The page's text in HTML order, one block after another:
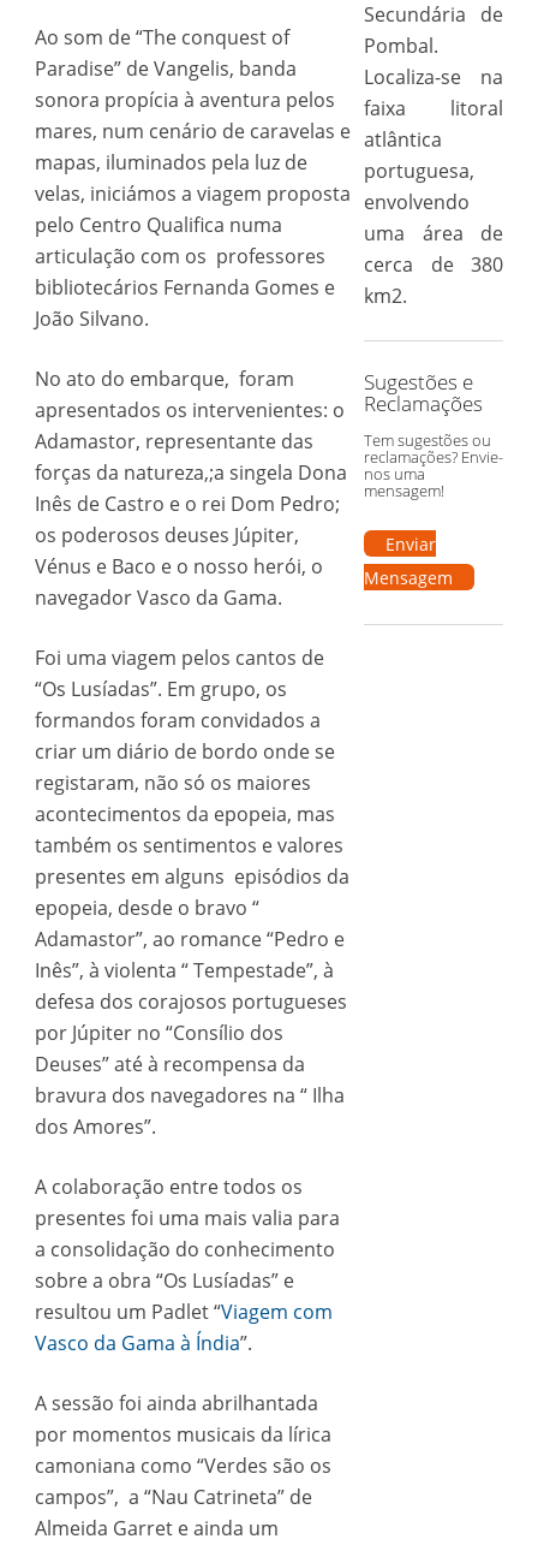
Ao som de “The conquest of
Paradise” de Vangelis, banda
sonora propícia à aventura pelos
mares, num cenário de caravelas e
mapas, iluminados pela luz de
velas, iniciámos a viagem proposta
pelo Centro Qualifica numa
articulação com os professores
bibliotecários Fernanda Gomes e
João Silvano.
No ato do embarque, foram
apresentados os intervenientes: o
Adamastor, representante das
forças da natureza,;a singela Dona
Inês de Castro e o rei Dom Pedro;
os poderosos deuses Júpiter,
Vénus e Baco e o nosso herói, o
navegador Vasco da Gama.
Foi uma viagem pelos cantos de
“Os Lusíadas”. Em grupo, os
formandos foram convidados a
criar um diário de bordo onde se
registaram, não só os maiores
acontecimentos da epopeia, mas
também os sentimentos e valores
presentes em alguns episódios da
epopeia, desde o bravo “
Adamastor”, ao romance “Pedro e
Inês”, à violenta “ Tempestade”, à
defesa dos corajosos portugueses
por Júpiter no “Consílio dos
Deuses” até à recompensa da
bravura dos navegadores na “ Ilha
dos Amores”.
A colaboração entre todos os
presentes foi uma mais valia para
a consolidação do conhecimento
sobre a obra “Os Lusíadas” e
resultou um Padlet “Viagem com
Vasco da Gama à Índia”.
A sessão foi ainda abrilhantada
por momentos musicais da lírica
camoniana como “Verdes são os
campos”, a “Nau Catrineta” de
Almeida Garret e ainda um
Secundária de
Pombal.
Localiza-se na
faixa litoral
atlântica
portuguesa,
envolvendo
uma área de
cerca de 380
km2.
Sugestões e
Reclamações
Tem sugestões ou
reclamações? Envie-
nos uma
mensagem!
Enviar
Mensagem